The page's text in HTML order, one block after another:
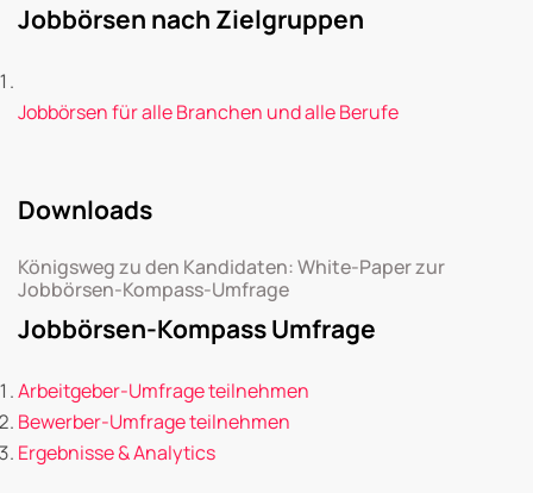
Jobbörsen nach Zielgruppen
Jobbörsen für alle Branchen und alle Berufe
Downloads
Königsweg zu den Kandidaten: White-Paper zur
Jobbörsen-Kompass-Umfrage
Jobbörsen-Kompass Umfrage
Arbeitgeber-Umfrage teilnehmen
Bewerber-Umfrage teilnehmen
Ergebnisse & Analytics